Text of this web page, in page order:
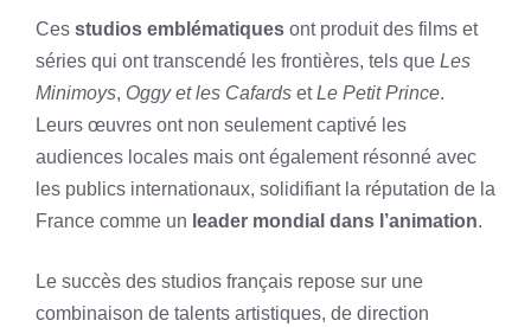
Ces studios emblématiques ont produit des films et
séries qui ont transcendé les frontières, tels que Les
Minimoys, Oggy et les Cafards etLe Petit Prince.
Leurs œuvres ont non seulement captivé les
audiences locales mais ont également résonné avec
les publics internationaux, solidifiant la réputation de la
France comme un leader mondial dans l’animation.
Le succès des studios français repose sur une
combinaison de talents artistiques, de direction